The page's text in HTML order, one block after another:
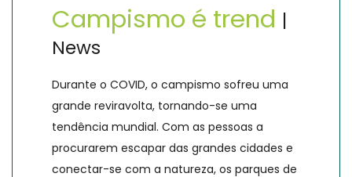
Campismo é trend |
News
Durante o COVID, o campismo sofreu uma
grande reviravolta, tornando-se uma
tendência mundial. Com as pessoas a
procurarem escapar das grandes cidades e
conectar-se com a natureza, os parques de